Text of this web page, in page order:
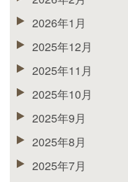
2026年1月
2025年12月
2025年11月
2025年10月
2025年9月
2025年8月
2025年7月